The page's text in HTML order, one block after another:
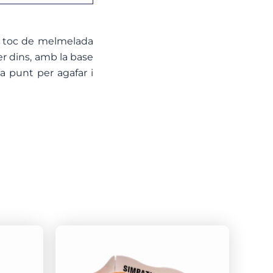
toc de melmelada
dins, amb la base
punt per agafar i